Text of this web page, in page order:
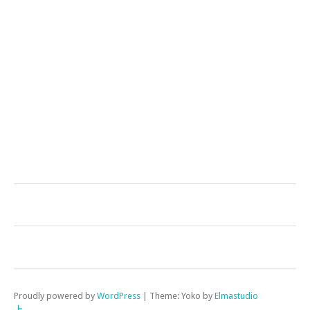
Proudly powered by WordPress | Theme: Yoko by Elmastudio